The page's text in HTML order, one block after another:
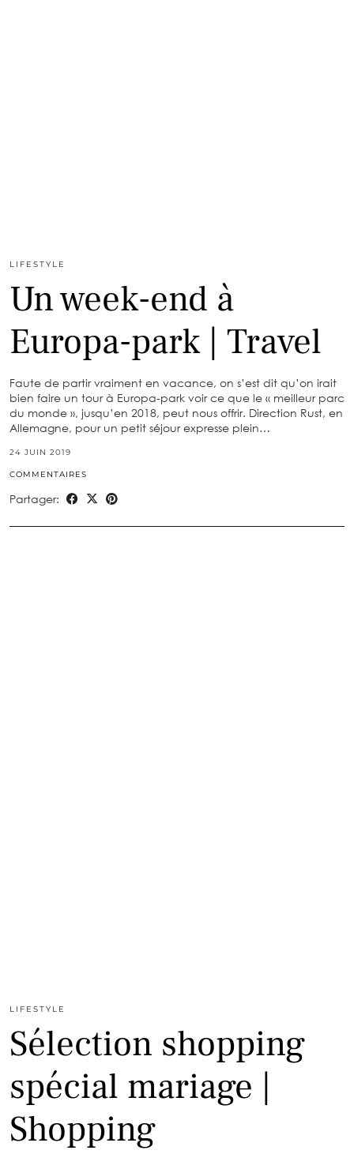
LIFESTYLE
Un week-end à
Europa-park | Travel
Faute de partir vraiment en vacance, on s’est dit qu’on irait
bien faire un tour à Europa-park voir ce que le « meilleur parc
du monde », jusqu’en 2018, peut nous offrir. Direction Rust, en
Allemagne, pour un petit séjour expresse plein…
24 JUIN 2019
COMMENTAIRES
Partager:
LIFESTYLE
Sélection shopping
spécial mariage |
Shopping